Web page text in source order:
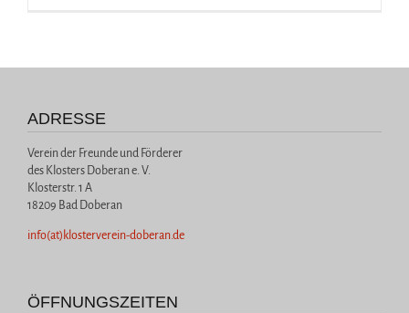
ADRESSE
Verein der Freunde und Förderer
des Klosters Doberan e. V.
Klosterstr. 1 A
18209 Bad Doberan
info(at)klosterverein-doberan.de
ÖFFNUNGSZEITEN